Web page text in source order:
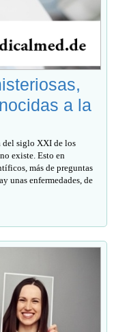
a la
del siglo XXI de los
existe. Esto en
más de preguntas
unas enfermedades, de